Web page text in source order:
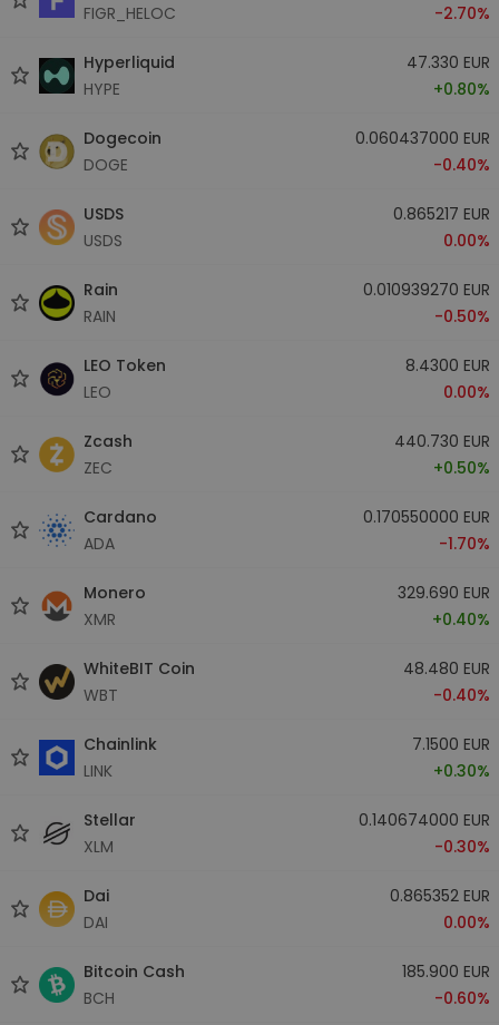
FIGR_HELOC
-2.70%
Hyperliquid
HYPE
47.330 EUR
+0.80%
Dogecoin
DOGE
0.060437000 EUR
-0.40%
USDS
USDS
0.865217 EUR
0.00%
Rain
RAIN
0.010939270 EUR
-0.50%
LEO Token
LEO
8.4300 EUR
0.00%
Zcash
ZEC
440.730 EUR
+0.50%
Cardano
ADA
0.170550000 EUR
-1.70%
Monero
XMR
329.690 EUR
+0.40%
WhiteBIT Coin
WBT
48.480 EUR
-0.40%
Chainlink
LINK
7.1500 EUR
+0.30%
Stellar
XLM
0.140674000 EUR
-0.30%
Dai
DAI
0.865352 EUR
0.00%
Bitcoin Cash
BCH
185.900 EUR
-0.60%